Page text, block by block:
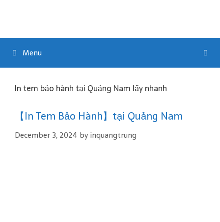
t
Menu
In tem bảo hành tại Quảng Nam lấy nhanh
【In Tem Bảo Hành】tại Quảng Nam
December 3, 2024 by inquangtrung